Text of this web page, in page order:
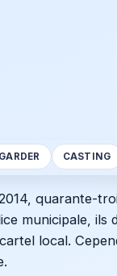
CASTING
quarante-
municipale,
local.